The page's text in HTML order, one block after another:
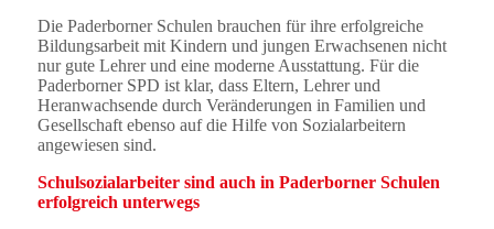
Die Paderborner Schulen brauchen für ihre erfolgreiche
Bildungsarbeit mit Kindern und jungen Erwachsenen nicht
nur gute Lehrer und eine moderne Ausstattung. Für die
Paderborner SPD ist klar, dass Eltern, Lehrer und
Heranwachsende durch Veränderungen in Familien und
Gesellschaft ebenso auf die Hilfe von Sozialarbeitern
angewiesen sind.
Schulsozialarbeiter sind auch in Paderborner Schulen
erfolgreich unterwegs